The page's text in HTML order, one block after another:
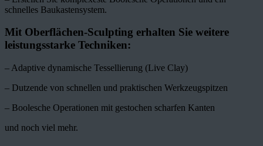
schnelles Baukastensystem.
Mit Oberflächen-Sculpting erhalten Sie weitere
leistungsstarke Techniken:
– Adaptive dynamische Tessellierung (Live Clay)
– Dutzende von schnellen und praktischen Werkzeugspitzen
– Boolesche Operationen mit gestochen scharfen Kanten
und noch viel mehr.